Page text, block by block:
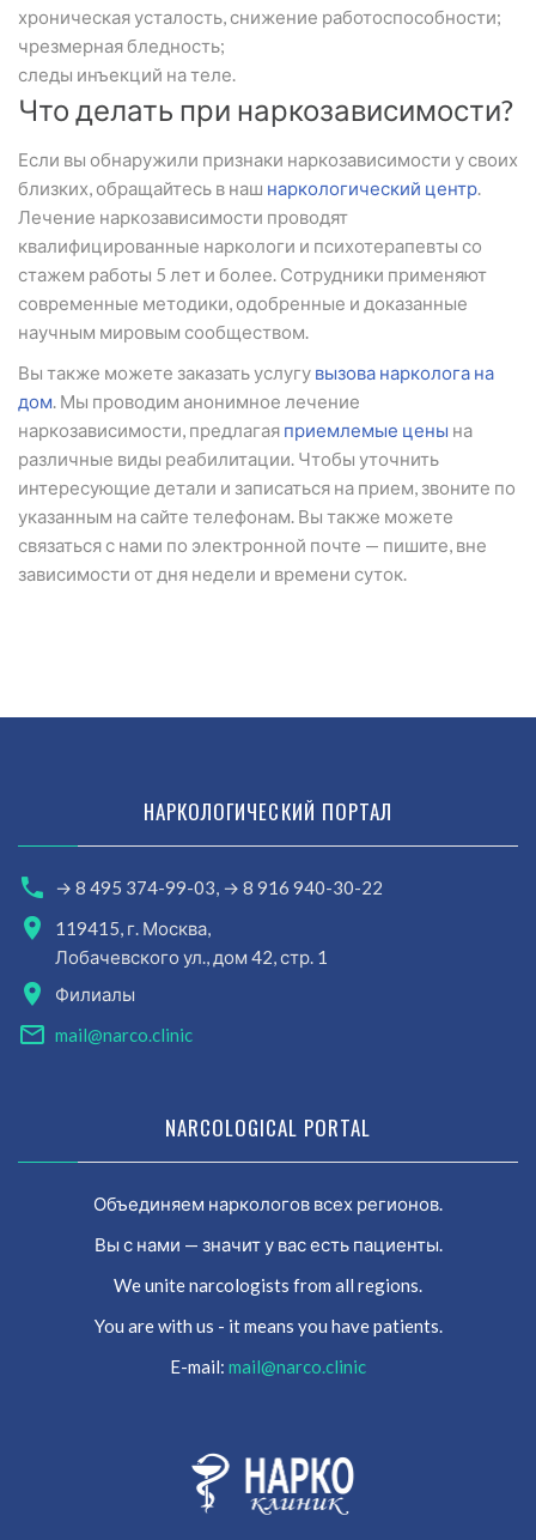
хроническая усталость, снижение работоспособности;
чрезмерная бледность;
следы инъекций на теле.
Что делать при наркозависимости?
Если вы обнаружили признаки наркозависимости у своих
близких, обращайтесь в наш наркологический центр.
Лечение наркозависимости проводят
квалифицированные наркологи и психотерапевты со
стажем работы 5 лет и более. Сотрудники применяют
современные методики, одобренные и доказанные
научным мировым сообществом.
Вы также можете заказать услугу вызова нарколога на
дом. Мы проводим анонимное лечение
наркозависимости, предлагая приемлемые цены на
различные виды реабилитации. Чтобы уточнить
интересующие детали и записаться на прием, звоните по
указанным на сайте телефонам. Вы также можете
связаться с нами по электронной почте — пишите, вне
зависимости от дня недели и времени суток.
НАРКОЛОГИЧЕСКИЙ ПОРТАЛ
→ 8 495 374-99-03, → 8 916 940-30-22
119415, г. Москва,
Лобачевского ул., дом 42, стр. 1
Филиалы
mail@narco.clinic
NARCOLOGICAL PORTAL
Объединяем наркологов всех регионов.
Вы с нами — значит у вас есть пациенты.
We unite narcologists from all regions.
You are with us - it means you have patients.
E-mail: mail@narco.clinic